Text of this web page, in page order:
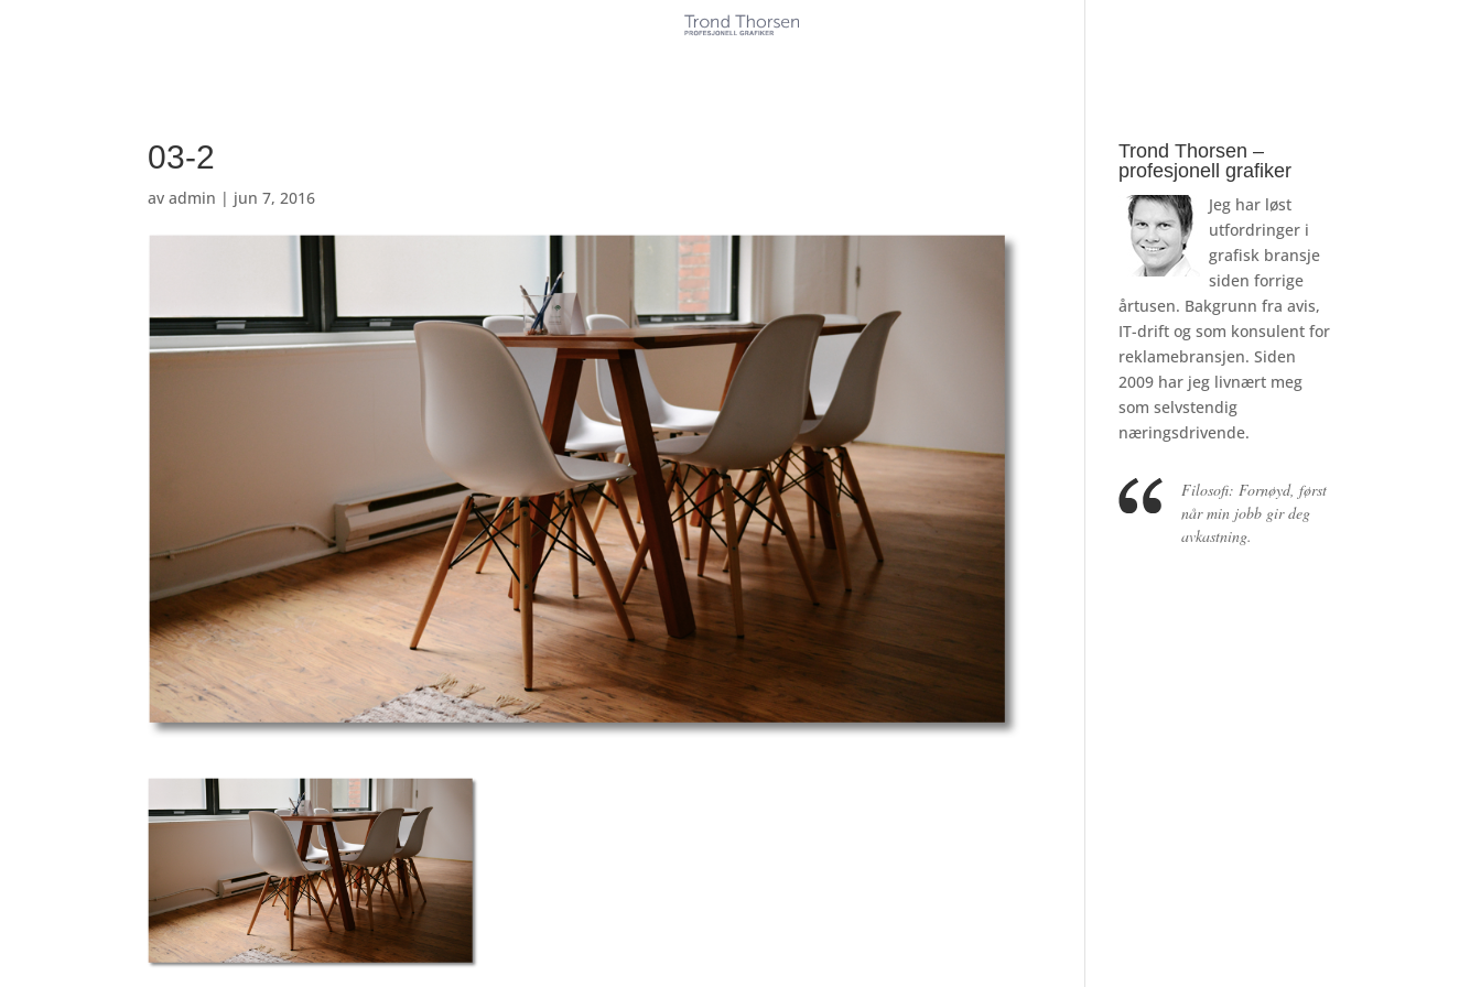
03-2
avadmin | jun 7, 2016
Trond Thorsen –
profesjonell grafiker
Jeg har løst
utfordringer i
grafisk bransje
siden forrige
årtusen. Bakgrunn fra avis,
IT-drift og som konsulent for
reklamebransjen. Siden
2009 har jeg livnært meg
som selvstendig
næringsdrivende.
Filosofi: Fornøyd, først
når min jobb gir deg
avkastning.